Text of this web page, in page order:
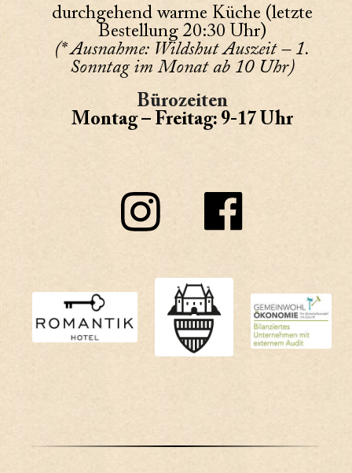
durchgehend warme Küche (letzte
Bestellung 20:30 Uhr)
(* Ausnahme: Wildshut Auszeit – 1.
Sonntag im Monat ab 10 Uhr)
Bürozeiten
Montag – Freitag: 9-17 Uhr